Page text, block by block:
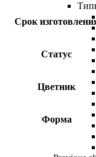
Срок
Статус
Цветник
Форма